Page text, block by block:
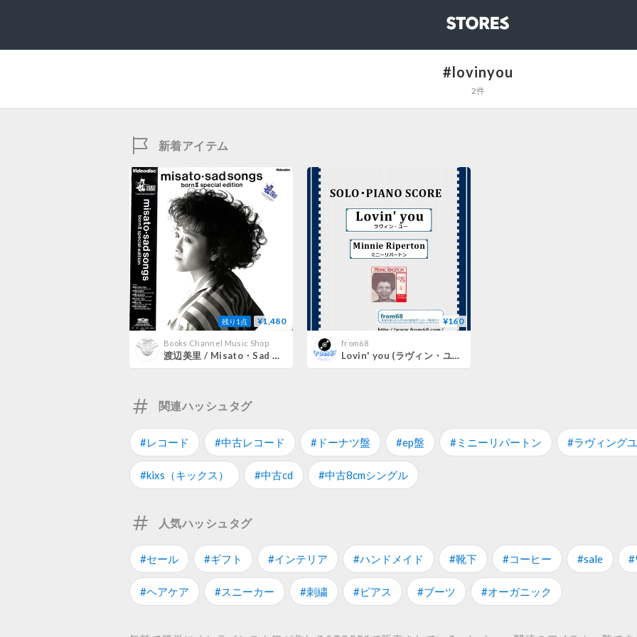
STORES
#lovinyou
2件
新着アイテム
残り1点 ¥1,480
Books Channel Music Shop
渡辺美里 / Misato・Sad Songs Born II Special Edition [発売年:1988年][※品番:43 4H-133](Laser Disc)
¥160
from68
Lovin' you (ラヴィン・ユー) / ミニー・リパートン(Minnie Riperton) ピアノ・ソロ スコア(Piano Solo) 楽譜 from68
関連ハッシュタグ
#レコード #中古レコード #ドーナツ盤 #ep盤 #ミニーリパートン #ラヴィング
#kixs（キックス） #中古cd #中古8cmシングル
人気ハッシュタグ
#セール #ギフト #インテリア #ハンドメイド #靴下 #コーヒー #sale #
#ヘアケア #スニーカー #刺繍 #ピアス #ブーツ #オーガニック